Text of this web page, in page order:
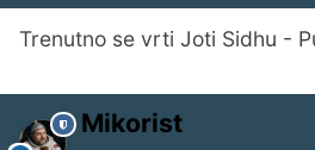
Trenutno se vrti Joti Sidhu -
Mikorist